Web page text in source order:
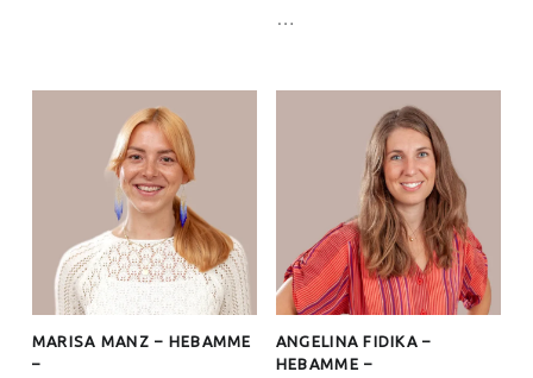
MARISA MANZ – HEBAMME
–
ANGELINA FIDIKA –
HEBAMME –